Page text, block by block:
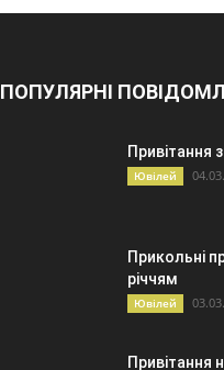
ПОПУЛЯРНІ
Привітання
Ювілей
Прикольні
річчям
Ювілей
Привітання